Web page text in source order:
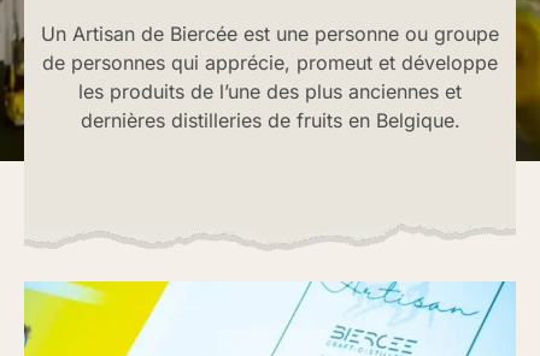
Un Artisan de Biercée est une personne ou groupe
de personnes qui apprécie, promeut et développe
les produits de l’une des plus anciennes et
dernières distilleries de fruits en Belgique.